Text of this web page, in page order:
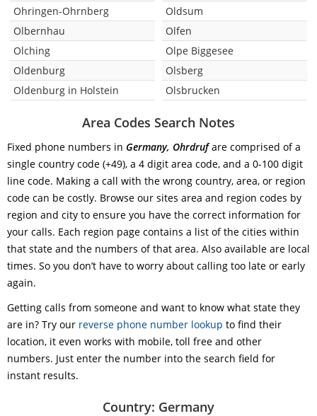
Ohringen-Ohrnberg
Olbernhau
Olching
Oldenburg
Oldenburg in Holstein
Oldsum
Olfen
Olpe Biggesee
Olsberg
Olsbrucken
Area Codes Search Notes
Fixed phone numbers in Germany, Ohrdrufare comprised of a
single country code (+49), a 4 digit area code, and a 0-100 digit
line code. Making a call with the wrong country, area, or region
code can be costly. Browse our sites area and region codes by
region and city to ensure you have the correct information for
your calls. Each region page contains a list of the cities within
that state and the numbers of that area. Also available are local
times. So you don’t have to worry about calling too late or early
again.
Getting calls from someone and want to know what state they
are in? Try our reverse phone number lookup to find their
location, it even works with mobile, toll free and other
numbers. Just enter the number into the search field for
instant results.
Country: Germany